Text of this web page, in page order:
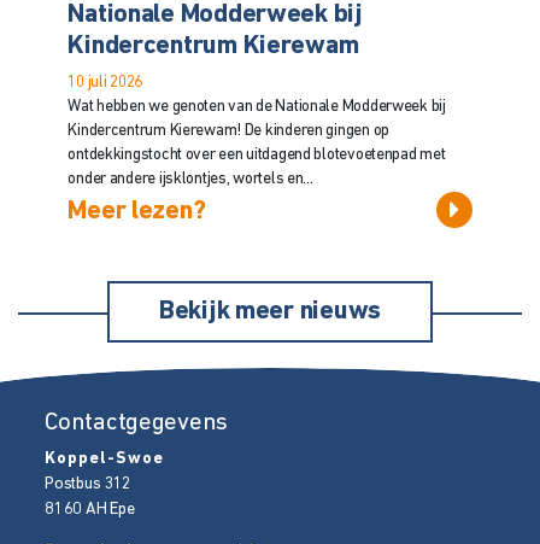
Nationale Modderweek bij
Kindercentrum Kierewam
10 juli 2026
Wat hebben we genoten van de Nationale Modderweek bij
Kindercentrum Kierewam! De kinderen gingen op
ontdekkingstocht over een uitdagend blotevoetenpad met
onder andere ijsklontjes, wortels en...
Meer lezen?
Bekijk meer nieuws
Contactgegevens
Koppel-Swoe
Postbus 312
8160 AH Epe